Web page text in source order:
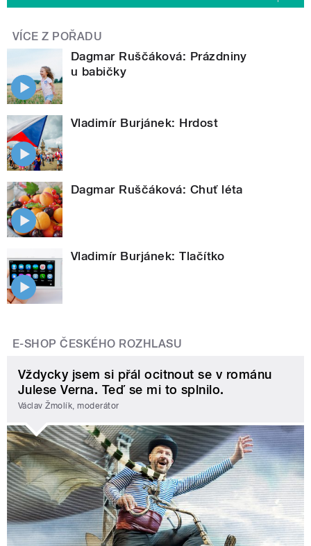
VÍCE Z POŘADU
Dagmar Ruščáková: Prázdniny
u babičky
Vladimír Burjánek: Hrdost
Dagmar Ruščáková: Chuť léta
Vladimír Burjánek: Tlačítko
E-SHOP ČESKÉHO ROZHLASU
Vždycky jsem si přál ocitnout se v románu
Julese Verna. Teď se mi to splnilo.
Václav Žmolík, moderátor